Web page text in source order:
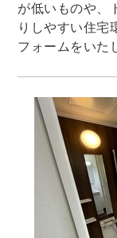
が低いものや、
りしやすい住宅
フォームをいた